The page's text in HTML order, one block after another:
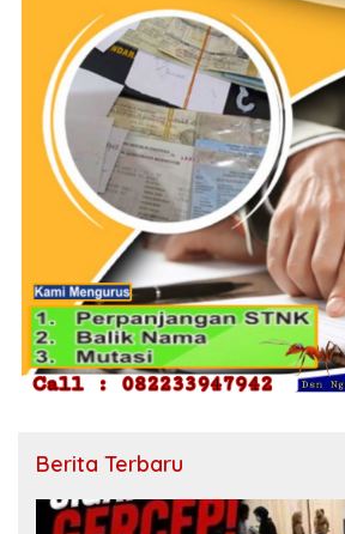
Berita Terbaru